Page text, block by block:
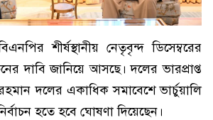
শীর্ষস্থানীয় নেতৃবৃন্দ ডিসেম্বরের
দাবি জানিয়ে আসছে। দলের ভারপ্রাপ্ত
দলের একাধিক সমাবেশে ভার্চুয়ালি
হতে হবে ঘোষণা দিয়েছেন।